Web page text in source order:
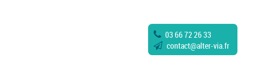
03 66 72 26 33
contact@alter-via.fr